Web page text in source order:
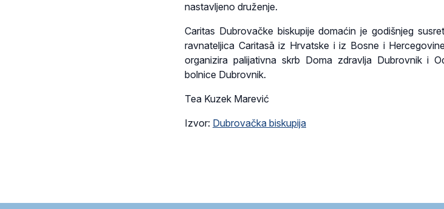
nastavljeno druženje.
Caritas Dubrovačke biskupije domaćin je godišnjeg
ravnateljica Caritasā iz Hrvatske i iz Bosne i
organizira palijativna skrb Doma zdravlja Dubrovnik i
bolnice Dubrovnik.
Tea Kuzek Marević
Izvor: Dubrovačka biskupija